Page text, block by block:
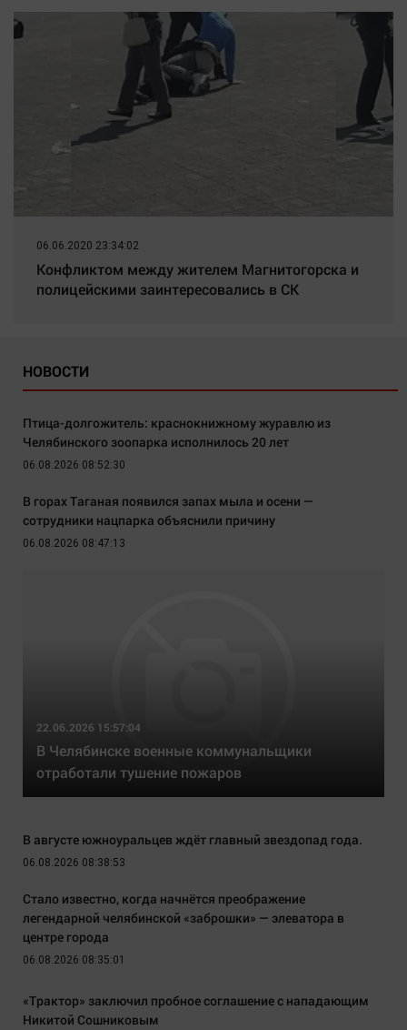
06.06.2020 23:34:02
Конфликтом между жителем Магнитогорска и
полицейскими заинтересовались в СК
НОВОСТИ
Птица-долгожитель: краснокнижному журавлю из
Челябинского зоопарка исполнилось 20 лет
06.08.2026 08:52:30
В горах Таганая появился запах мыла и осени —
сотрудники нацпарка объяснили причину
06.08.2026 08:47:13
22.06.2026 15:57:04
В Челябинске военные коммунальщики
отработали тушение пожаров
В августе южноуральцев ждёт главный звездопад года.
06.08.2026 08:38:53
Стало известно, когда начнётся преображение
легендарной челябинской «заброшки» — элеватора в
центре города
06.08.2026 08:35:01
«Трактор» заключил пробное соглашение с нападающим
Никитой Сошниковым